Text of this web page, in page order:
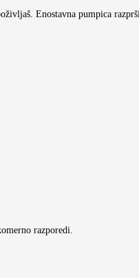
Enostavna pumpica
razporedi.